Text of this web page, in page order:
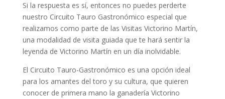
Si la respuesta es sí, entonces no puedes perderte
nuestro Circuito Tauro Gastronómico especial que
realizamos como parte de las Visitas Victorino Martín,
una modalidad de visita guiada que te hará sentir la
leyenda de Victorino Martín en un día inolvidable.
El Circuito Tauro-Gastronómico es una opción ideal
para los amantes del toro y su cultura, que quieren
conocer de primera mano la ganadería Victorino